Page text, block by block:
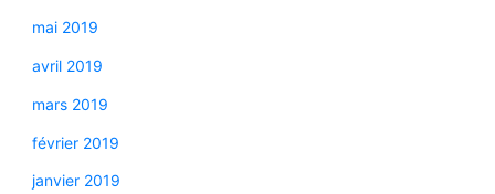
mai 2019
avril 2019
mars 2019
février 2019
janvier 2019